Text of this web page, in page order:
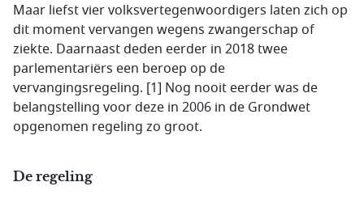
Maar liefst vier volksvertegenwoordigers laten zich op
dit moment vervangen wegens zwangerschap of
ziekte. Daarnaast deden eerder in 2018 twee
parlementariërs een beroep op de
vervangingsregeling. [1] Nog nooit eerder was de
belangstelling voor deze in 2006 in de Grondwet
opgenomen regeling zo groot.
De regeling